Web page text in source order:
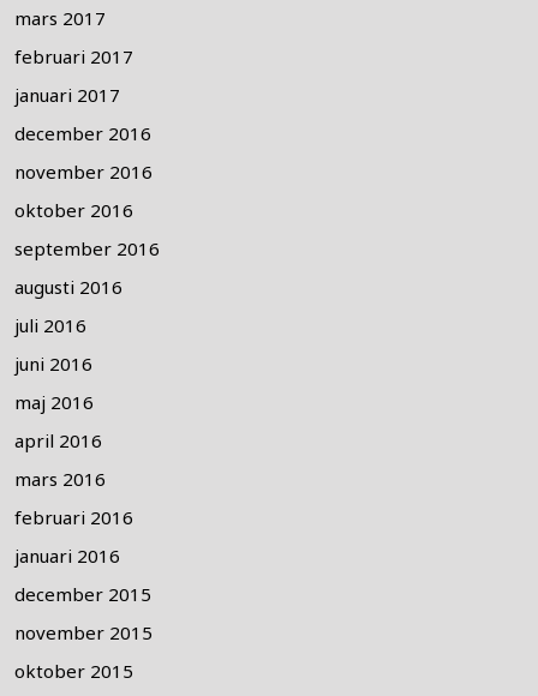
mars 2017
februari 2017
januari 2017
december 2016
november 2016
oktober 2016
september 2016
augusti 2016
juli 2016
juni 2016
maj 2016
april 2016
mars 2016
februari 2016
januari 2016
december 2015
november 2015
oktober 2015